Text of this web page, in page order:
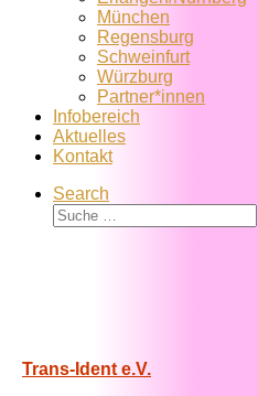
München
Regensburg
Schweinfurt
Würzburg
Partner*innen
Infobereich
Aktuelles
Kontakt
Search
Suche
Trans-Ident e.V.